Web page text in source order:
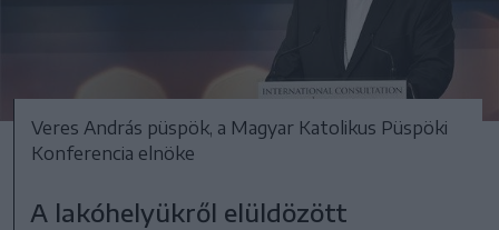
Veres András püspök, a Magyar Katolikus Püspöki
Konferencia elnöke
A lakóhelyükről elüldözött